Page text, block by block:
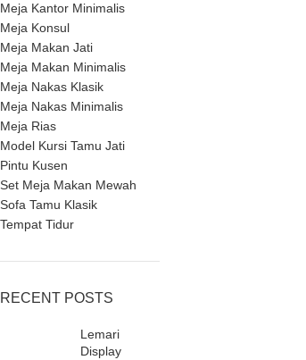
Meja Kantor Minimalis
Meja Konsul
Meja Makan Jati
Meja Makan Minimalis
Meja Nakas Klasik
Meja Nakas Minimalis
Meja Rias
Model Kursi Tamu Jati
Pintu Kusen
Set Meja Makan Mewah
Sofa Tamu Klasik
Tempat Tidur
RECENT POSTS
Lemari
Display